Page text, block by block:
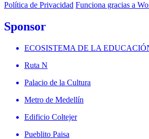
Política de Privacidad Funciona gracias a
Sponsor
ECOSISTEMA DE LA
Ruta N
Palacio de la Cultura
Metro de Medellín
Edificio Coltejer
Pueblito Paisa